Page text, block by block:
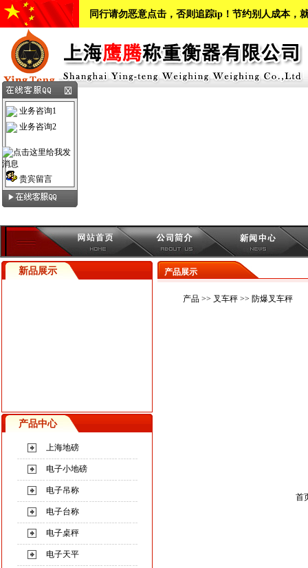
同行请勿恶意点击，否则追踪ip！节约别人成本，
新品展示
产品中心
上海地磅
电子小地磅
电子吊称
电子台称
电子桌秤
电子天平
产品展示
产品>> 叉车秤>> 防爆叉车秤
首
业务咨询1
业务咨询2
贵宾留言